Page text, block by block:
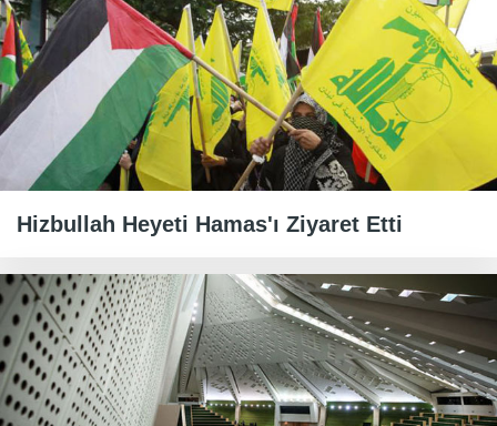
Hizbullah Heyeti Hamas'ı Ziyaret Etti